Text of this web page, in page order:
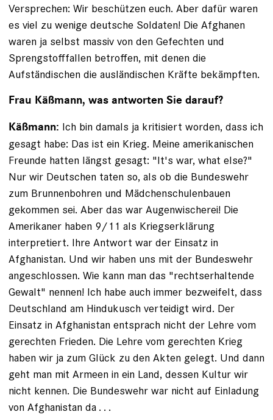
Versprechen: Wir beschützen euch. Aber dafür waren
es viel zu wenige deutsche Soldaten! Die Afghanen
waren ja selbst massiv von den Gefechten und
Sprengstofffallen betroffen, mit denen die
Aufständischen die ausländischen Kräfte bekämpften.
Frau Käßmann, was antworten Sie darauf?
Käßmann: Ich bin damals ja kritisiert worden, dass ich
gesagt habe: Das ist ein Krieg. Meine amerikanischen
Freunde hatten längst gesagt: "It's war, what else?"
Nur wir Deutschen taten so, als ob die Bundeswehr
zum Brunnenbohren und Mädchenschulenbauen
gekommen sei. Aber das war Augenwischerei! Die
Amerikaner haben 9/11 als Kriegserklärung
interpretiert. Ihre Antwort war der Einsatz in
Afghanistan. Und wir haben uns mit der Bundeswehr
angeschlossen. Wie kann man das "rechtserhaltende
Gewalt" nennen! Ich habe auch immer bezweifelt, dass
Deutschland am Hindukusch verteidigt wird. Der
Einsatz in Afghanistan entsprach nicht der Lehre vom
gerechten Frieden. Die Lehre vom gerechten Krieg
haben wir ja zum Glück zu den Akten gelegt. Und dann
geht man mit Armeen in ein Land, dessen Kultur wir
nicht kennen. Die Bundeswehr war nicht auf Einladung
von Afghanistan da . . .